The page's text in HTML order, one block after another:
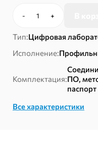
-
Количество
Цифровая
лаборатория
профильная
+
Тип:Цифровая
Исполнение:
Комплектация:ПО,
паспорт
Все характеристики